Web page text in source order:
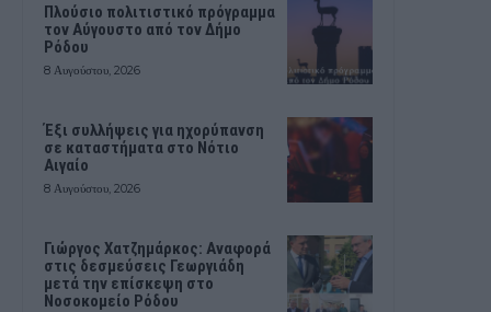
Πλούσιο πολιτιστικό πρόγραμμα
τον Αύγουστο από τον Δήμο
Ρόδου
8 Αυγούστου, 2026
Έξι συλλήψεις για ηχορύπανση
σε καταστήματα στο Νότιο
Αιγαίο
8 Αυγούστου, 2026
Γιώργος Χατζημάρκος: Αναφορά
στις δεσμεύσεις Γεωργιάδη
μετά την επίσκεψη στο
Νοσοκομείο Ρόδου